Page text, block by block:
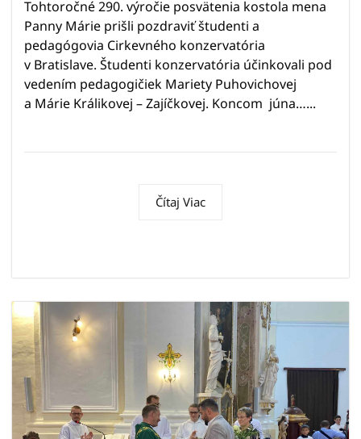
Tohtoročné 290. výročie posvätenia kostola mena
Panny Márie prišli pozdraviť študenti a
pedagógovia Cirkevného konzervatória
v Bratislave. Študenti konzervatória účinkovali pod
vedením pedagogičiek Mariety Puhovichovej
a Márie Králikovej – Zajíčkovej. Koncom júna…...
Čítaj Viac